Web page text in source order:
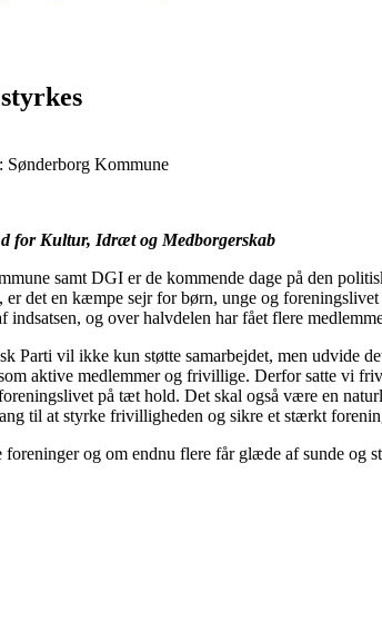
Sønderborg Kommune
for Kultur, Idræt og Medborgerskab
samt DGI er de kommende dage på den
det en kæmpe sejr for børn, unge og
og over halvdelen har fået flere
Parti vil ikke kun støtte samarbejdet, men udvide
aktive medlemmer og frivillige. Derfor satte vi
på tæt hold. Det skal også være en
til at styrke frivilligheden og sikre et stærkt
og om endnu flere får glæde af sunde og